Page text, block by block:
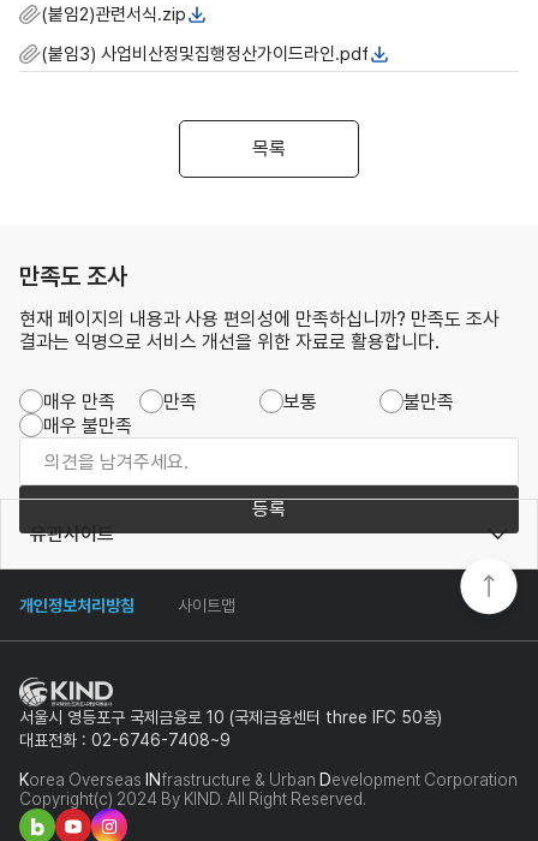
(붙임2)관련서식.zip
(붙임3) 사업비산정및집행정산가이드라인.pdf
목록
만족도 조사
현재 페이지의 내용과 사용 편의성에 만족하십니까? 만족도 조사
결과는 익명으로 서비스 개선을 위한 자료로 활용합니다.
매우 만족 만족 보통
불만족
매우 불만족
등록
개인정보처리방침 사이트맵
유관사이트
서울시 영등포구 국제금융로 10 (국제금융센터 three IFC 50층)
대표전화 : 02-6746-7408~9
Korea Overseas INfrastructure & Urban Development Corporation
Copyright(c) 2024 By KIND. All Right Reserved.